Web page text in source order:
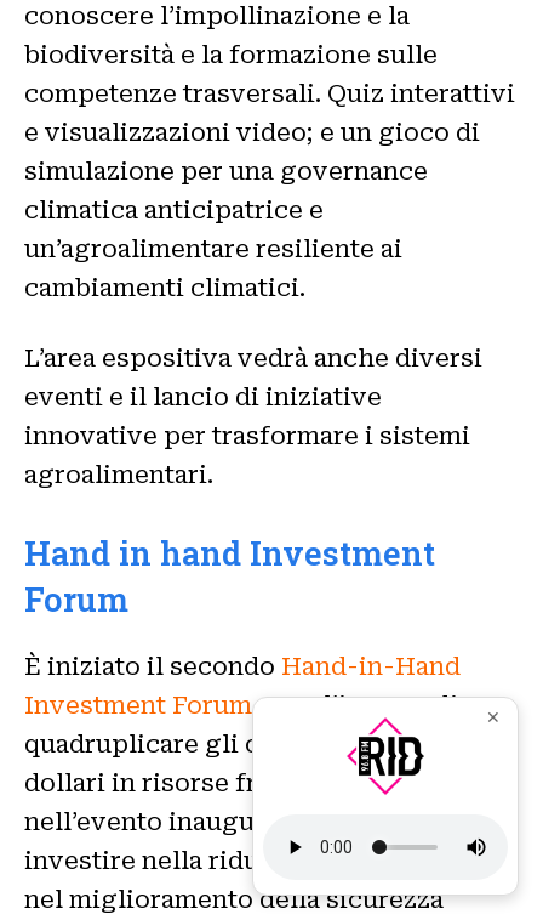
conoscere l’impollinazione e la
biodiversità e la formazione sulle
competenze trasversali. Quiz interattivi
e visualizzazioni video; e un gioco di
simulazione per una governance
climatica anticipatrice e
un’agroalimentare resiliente ai
cambiamenti climatici.
L’area espositiva vedrà anche diversi
eventi e il lancio di iniziative
innovative per trasformare i sistemi
agroalimentari.
Hand in hand Investment
Forum
È iniziato il secondo Hand-in-Hand
Investment Forum, con l’intento di
quadruplicare gli oltre 3 miliardi di
dollari in risorse fresche proposte
nell’evento inaugurale del 2022 per
investire nella riduzione della povertà,
nel miglioramento della sicurezza
✕